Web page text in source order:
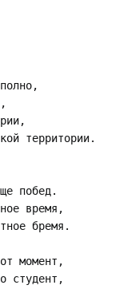
территории.
побед.
время,
бремя.
момент,
студент,